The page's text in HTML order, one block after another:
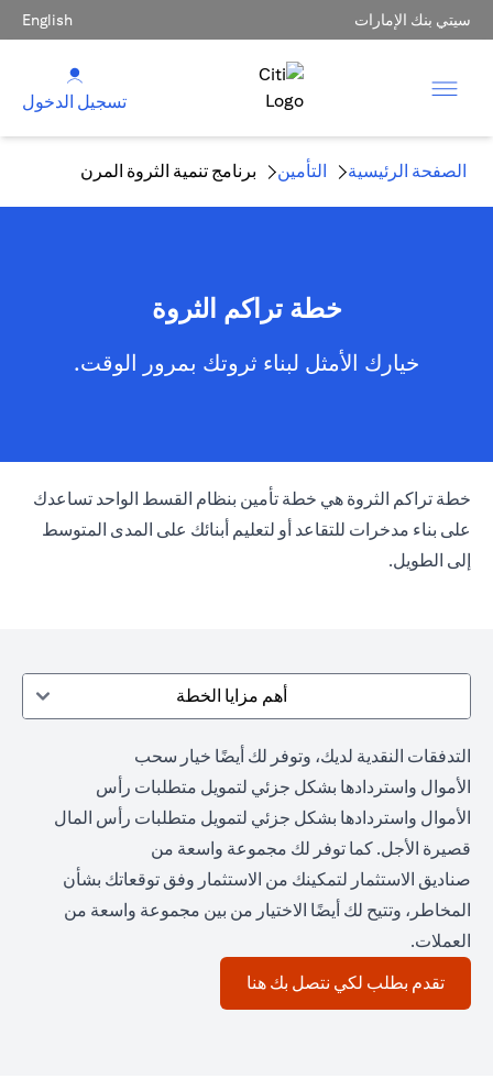
سيتي بنك الإمارات English
تسجيل الدخول
الصفحة الرئيسية التأمين برنامج تنمية الثروة المرن
خطة تراكم الثروة
خيارك الأمثل لبناء ثروتك بمرور الوقت.
خطة تراكم الثروة هي خطة تأمين بنظام القسط الواحد تساعدك
على بناء مدخرات للتقاعد أو لتعليم أبنائك على المدى المتوسط
إلى الطويل.
أهم مزايا الخطة
التدفقات النقدية لديك، وتوفر لك أيضًا خيار سحب
الأموال واستردادها بشكل جزئي لتمويل متطلبات رأس
الأموال واستردادها بشكل جزئي لتمويل متطلبات رأس المال
قصيرة الأجل. كما توفر لك مجموعة واسعة من
صناديق الاستثمار لتمكينك من الاستثمار وفق توقعاتك بشأن
المخاطر، وتتيح لك أيضًا الاختيار من بين مجموعة واسعة من
العملات.
تقدم بطلب لكي نتصل بك هنا